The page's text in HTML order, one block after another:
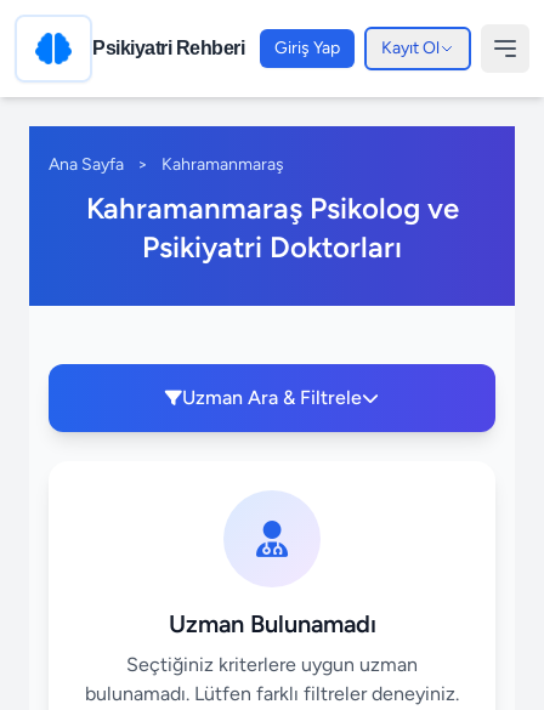
Psikiyatri Rehberi Giriş Yap Kayıt Ol
Ana Sayfa > Kahramanmaraş
Kahramanmaraş Psikolog ve
Psikiyatri Doktorları
Uzman Ara & Filtrele
Uzman Bulunamadı
Seçtiğiniz kriterlere uygun uzman
bulunamadı. Lütfen farklı filtreler deneyiniz.